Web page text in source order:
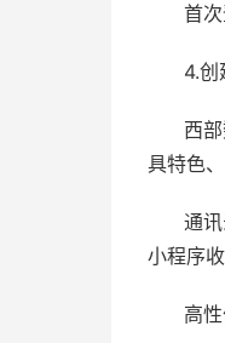
首
4.创
西
具特色
通
小程序
高